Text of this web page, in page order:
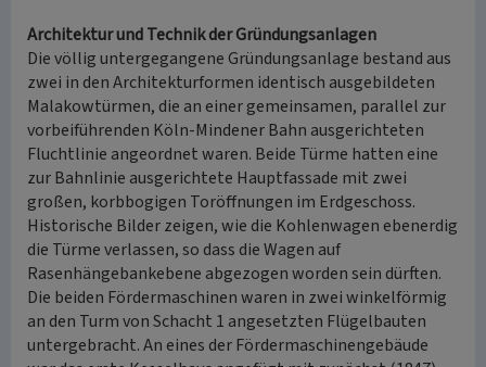
Architektur und Technik der Gründungsanlagen
Die völlig untergegangene Gründungsanlage bestand aus
zwei in den Architekturformen identisch ausgebildeten
Malakowtürmen, die an einer gemeinsamen, parallel zur
vorbeiführenden Köln-Mindener Bahn ausgerichteten
Fluchtlinie angeordnet waren. Beide Türme hatten eine
zur Bahnlinie ausgerichtete Hauptfassade mit zwei
großen, korbbogigen Toröffnungen im Erdgeschoss.
Historische Bilder zeigen, wie die Kohlenwagen ebenerdig
die Türme verlassen, so dass die Wagen auf
Rasenhängebankebene abgezogen worden sein dürften.
Die beiden Fördermaschinen waren in zwei winkelförmig
an den Turm von Schacht 1 angesetzten Flügelbauten
untergebracht. An eines der Fördermaschinengebäude